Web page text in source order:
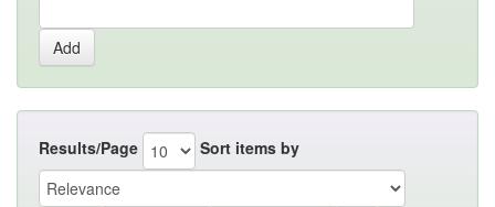
Results/Page Sort items by